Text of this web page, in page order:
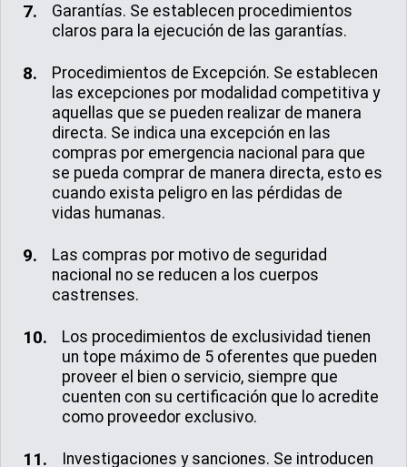
Garantías. Se establecen procedimientos
claros para la ejecución de las garantías.
Procedimientos de Excepción. Se establecen
las excepciones por modalidad competitiva y
aquellas que se pueden realizar de manera
directa. Se indica una excepción en las
compras por emergencia nacional para que
se pueda comprar de manera directa, esto es
cuando exista peligro en las pérdidas de
vidas humanas.
Las compras por motivo de seguridad
nacional no se reducen a los cuerpos
castrenses.
Los procedimientos de exclusividad tienen
un tope máximo de 5 oferentes que pueden
proveer el bien o servicio, siempre que
cuenten con su certificación que lo acredite
como proveedor exclusivo.
Investigaciones y sanciones. Se introducen